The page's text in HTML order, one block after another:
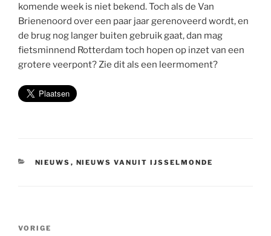
komende week is niet bekend. Toch als de Van
Brienenoord over een paar jaar gerenoveerd wordt, en
de brug nog langer buiten gebruik gaat, dan mag
fietsminnend Rotterdam toch hopen op inzet van een
grotere veerpont? Zie dit als een leermoment?
CATEGORIEËN
NIEUWS , NIEUWS VANUIT IJSSELMONDE
Bericht
Vorig
VORIGE